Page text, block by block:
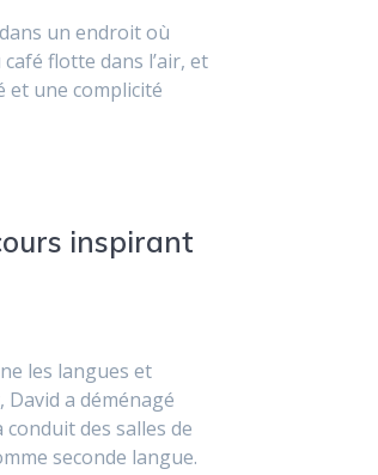
un endroit où
flotte dans l’air, et
une complicité
inspirant
les langues et
a déménagé
des salles de
seconde langue.